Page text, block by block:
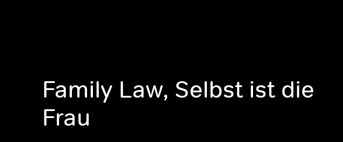
Family Law, Selbst ist die
Frau